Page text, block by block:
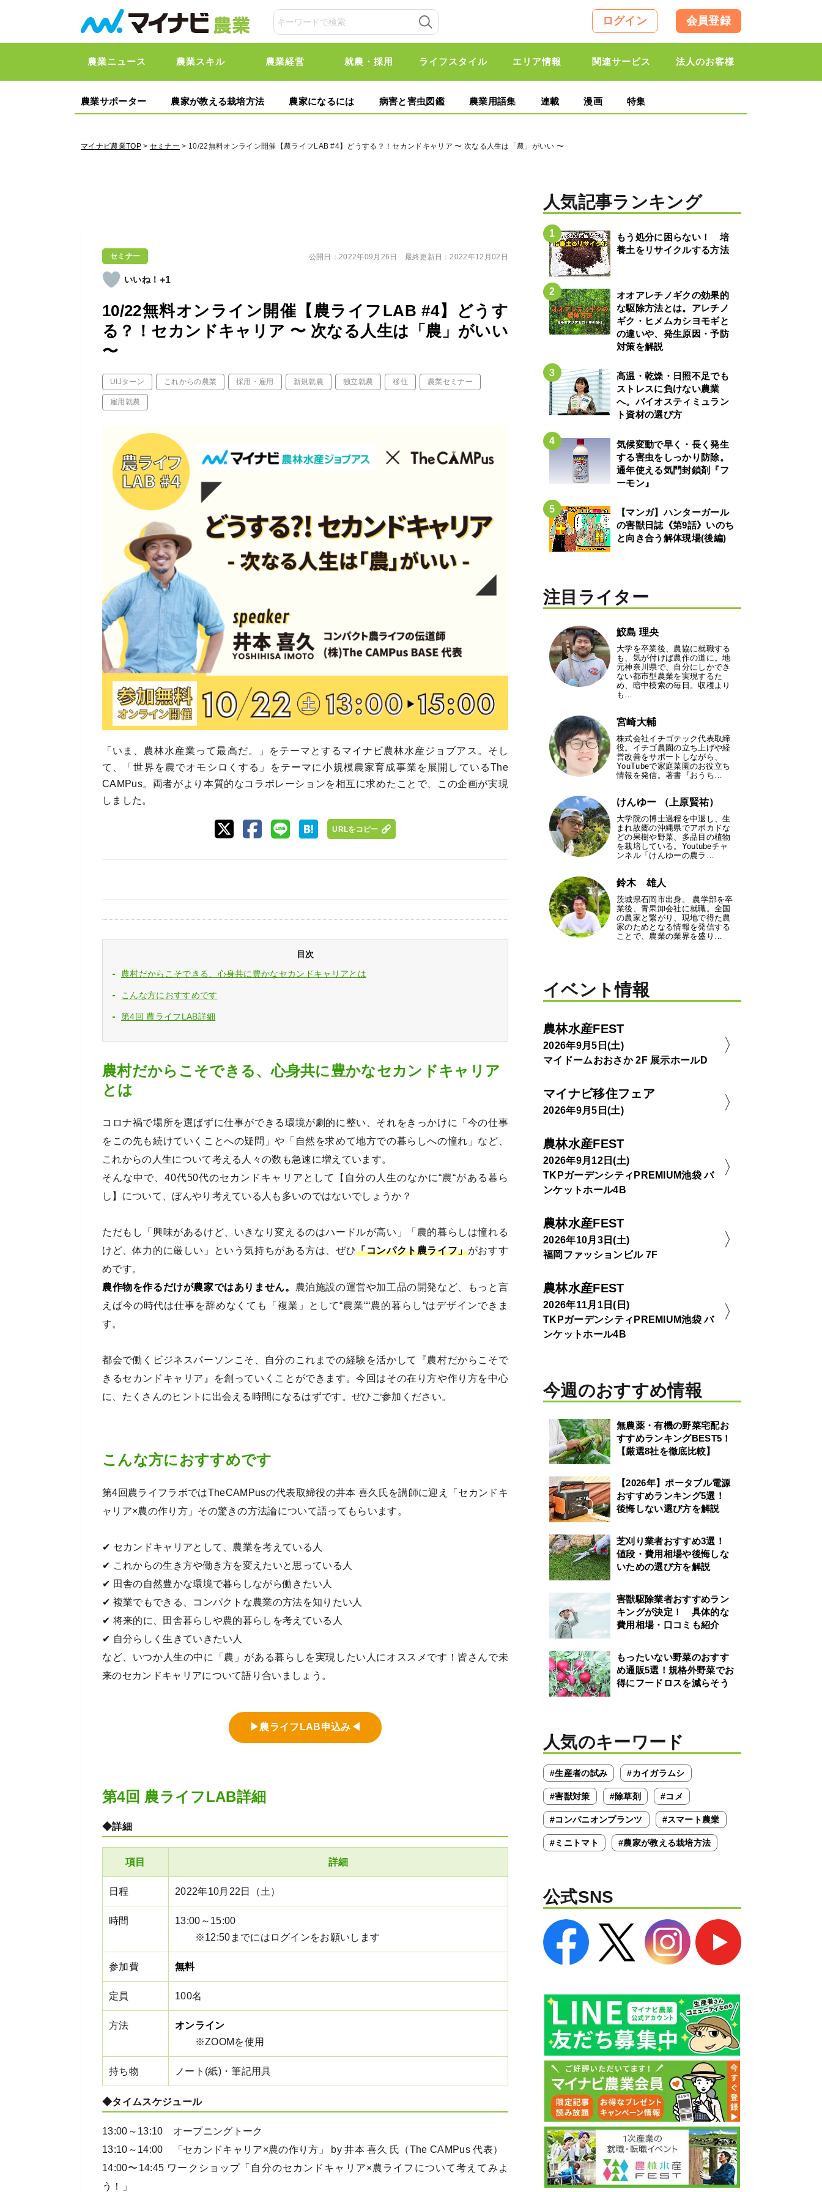
ログイン 会員登録
農業ニュース 農業スキル 農業経営 就農・採用 ライフスタイル エリア情報 関連サービス 法人のお客様
農業サポーター 農家が教える栽培方法 農家になるには 病害と害虫図鑑 農業用語集 連載 漫画 特集
マイナビ農業TOP> セミナー > 10/22無料オンライン開催【農ライフLAB #4】どうする？！セカンドキャリア 〜 次なる人生は「農」がいい 〜
セミナー
+1
10/22無料オンライン開催【農ライフLAB #4】どうす
る？！セカンドキャリア 〜 次なる人生は「農」がいい
〜
UIJターン これからの農業 採用・雇用 新規就農 独立就農 移住 農業セミナー
雇用就農
公開日：2022年09月26日 最終更新日：2022年12月02日
「いま、農林水産業って最高だ。」をテーマとするマイナビ農林水産ジョブアス。そし
て、「世界を農でオモシロくする」をテーマに小規模農家育成事業を展開しているThe
CAMPus。両者がより本質的なコラボレーションを相互に求めたことで、この企画が実現
しました。
URLをコピー
目次
農村だからこそできる、心身共に豊かなセカンドキャリアとは
こんな方におすすめです
第4回 農ライフLAB詳細
農村だからこそできる、心身共に豊かなセカンドキャリア
とは
コロナ禍で場所を選ばずに仕事ができる環境が劇的に整い、それをきっかけに「今の仕事
をこの先も続けていくことへの疑問」や「自然を求めて地方での暮らしへの憧れ」など、
これからの人生について考える人々の数も急速に増えています。
そんな中で、40代50代のセカンドキャリアとして【自分の人生のなかに“農“がある暮ら
し】について、ぼんやり考えている人も多いのではないでしょうか？
ただもし「興味があるけど、いきなり変えるのはハードルが高い」「農的暮らしは憧れる
けど、体力的に厳しい」という気持ちがある方は、ぜひ「コンパクト農ライフ」がおすす
めです。
農作物を作るだけが農家ではありません。 農泊施設の運営や加工品の開発など、もっと言
えば今の時代は仕事を辞めなくても「複業」として“農業““農的暮らし“はデザインできま
す。
都会で働くビジネスパーソンこそ、自分のこれまでの経験を活かして『農村だからこそで
きるセカンドキャリア』を創っていくことができます。今回はその在り方や作り方を中心
に、たくさんのヒントに出会える時間になるはずです。ぜひご参加ください。
こんな方におすすめです
第4回農ライフラボではTheCAMPusの代表取締役の井本 喜久氏を講師に迎え「セカンドキ
ャリア×農の作り方」その驚きの方法論について語ってもらいます。
✔︎ セカンドキャリアとして、農業を考えている人
✔︎ これからの生き方や働き方を変えたいと思っている人
✔︎ 田舎の自然豊かな環境で暮らしながら働きたい人
✔︎ 複業でもできる、コンパクトな農業の方法を知りたい人
✔︎ 将来的に、田舎暮らしや農的暮らしを考えている人
✔︎ 自分らしく生きていきたい人
など、いつか人生の中に「農」がある暮らしを実現したい人にオススメです！皆さんで未
来のセカンドキャリアについて語り合いましょう。
▶農ライフLAB申込み◀
第4回 農ライフLAB詳細
◆詳細
項目 詳細
日程 2022年10月22日（土）
時間
13:00～15:00
※12:50までにはログインをお願いします
参加費 無料
定員 100名
方法
オンライン
※ZOOMを使用
持ち物 ノート(紙)・筆記用具
◆タイムスケジュール
13:00～13:10 オープニングトーク
13:10～14:00 「セカンドキャリア×農の作り方」 by 井本 喜久 氏（The CAMPus 代表）
14:00〜14:45 ワークショップ「自分のセカンドキャリア×農ライフについて考えてみよ
う！」
人気記事ランキング
もう処分に困らない！ 培
養土をリサイクルする方法
オオアレチノギクの効果的
な駆除方法とは。アレチノ
ギク・ヒメムカシヨモギと
の違いや、発生原因・予防
対策を解説
高温・乾燥・日照不足でも
ストレスに負けない農業
へ。バイオスティミュラン
ト資材の選び方
気候変動で早く・長く発生
する害虫をしっかり防除。
通年使える気門封鎖剤『フ
ーモン』
【マンガ】ハンターガール
の害獣日誌《第9話》いのち
と向き合う解体現場(後編)
注目ライター
鮫島 理央
大学を卒業後、農協に就職する
も、気が付けば農作の道に。地
元神奈川県で、自分にしかでき
ない都市型農業を実現するた
め、暗中模索の毎日。収穫より
も…
宮崎大輔
株式会社イチゴテック代表取締
役。イチゴ農園の立ち上げや経
営改善をサポートしながら、
YouTubeで家庭菜園のお役立ち
情報を発信。著書『おうち…
けんゆー （上原賢祐）
大学院の博士過程を中退し、生
まれ故郷の沖縄県でアボカドな
どの果樹や野菜、多品目の植物
を栽培している。Youtubeチャ
ンネル「けんゆーの農ラ…
鈴木 雄人
茨城県石岡市出身。 農学部を卒
業後、青果卸会社に就職。全国
の農家と繋がり、現地で得た農
家のためとなる情報を発信する
ことで、農業の業界を盛り…
イベント情報
農林水産FEST
2026年9月5日(土)
マイドームおおさか 2F 展示ホールD
マイナビ移住フェア
2026年9月5日(土)
農林水産FEST
2026年9月12日(土)
TKPガーデンシティPREMIUM池袋 バ
ンケットホール4B
農林水産FEST
2026年10月3日(土)
福岡ファッションビル 7F
農林水産FEST
2026年11月1日(日)
TKPガーデンシティPREMIUM池袋 バ
ンケットホール4B
今週のおすすめ情報
無農薬・有機の野菜宅配お
すすめランキングBEST5！
【厳選8社を徹底比較】
【2026年】ポータブル電源
おすすめランキング5選！
後悔しない選び方を解説
芝刈り業者おすすめ3選！
値段・費用相場や後悔しな
いための選び方を解説
害獣駆除業者おすすめラン
キングが決定！ 具体的な
費用相場・口コミも紹介
もったいない野菜のおすす
め通販5選！規格外野菜でお
得にフードロスを減らそう
人気のキーワード
#生産者の試み #カイガラムシ
#害獣対策 #除草剤 #コメ
#コンパニオンプランツ #スマート農業
#ミニトマト #農家が教える栽培方法
公式SNS